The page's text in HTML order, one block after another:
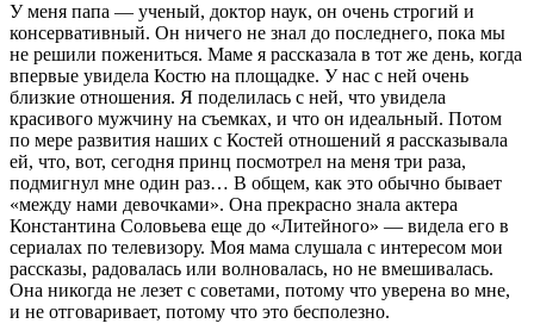
У меня папа ― ученый, доктор наук, он очень строгий и
консервативный. Он ничего не знал до последнего, пока мы
не решили пожениться. Маме я рассказала в тот же день, когда
впервые увидела Костю на площадке. У нас с ней очень
близкие отношения. Я поделилась с ней, что увидела
красивого мужчину на съемках, и что он идеальный. Потом
по мере развития наших с Костей отношений я рассказывала
ей, что, вот, сегодня принц посмотрел на меня три раза,
подмигнул мне один раз… В общем, как это обычно бывает
«между нами девочками». Она прекрасно знала актера
Константина Соловьева еще до «Литейного» ― видела его в
сериалах по телевизору. Моя мама слушала с интересом мои
рассказы, радовалась или волновалась, но не вмешивалась.
Она никогда не лезет с советами, потому что уверена во мне,
и не отговаривает, потому что это бесполезно.